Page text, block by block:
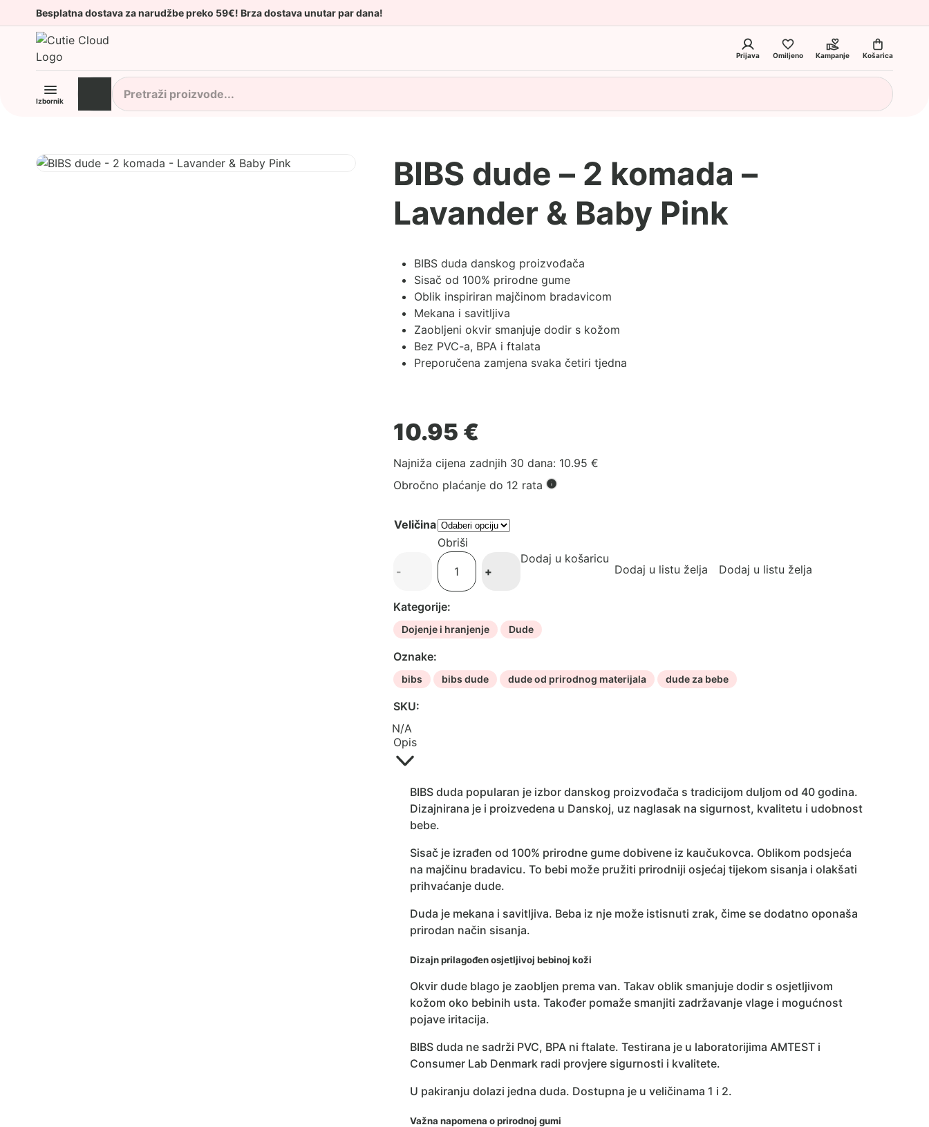
Besplatna dostava za narudžbe preko 59€! Brza dostava unutar par dana!
Prijava Omiljeno Kampanje Košarica
Izbornik
BIBS dude – 2 komada –
Lavander & Baby Pink
BIBS duda danskog proizvođača
Sisač od 100% prirodne gume
Oblik inspiriran majčinom bradavicom
Mekana i savitljiva
Zaobljeni okvir smanjuje dodir s kožom
Bez PVC-a, BPA i ftalata
Preporučena zamjena svaka četiri tjedna
10.95 €
Najniža cijena zadnjih 30 dana: 10.95 €
Obročno plaćanje do 12 rata
Veličina
Obriši
dude
2
komada
Lavander
&
Baby
Pink
količina
- +
Dodaj u košaricu
Dodaj u listu želja
Dodaj u listu želja
Kategorije:
Dojenje i hranjenje Dude
Oznake:
bibs bibs dude dude od prirodnog materijala dude za bebe
SKU:
N/A
Opis
BIBS duda popularan je izbor danskog proizvođača s tradicijom duljom od 40 godina.
Dizajnirana je i proizvedena u Danskoj, uz naglasak na sigurnost, kvalitetu i udobnost
bebe.
Sisač je izrađen od 100% prirodne gume dobivene iz kaučukovca. Oblikom podsjeća
na majčinu bradavicu. To bebi može pružiti prirodniji osjećaj tijekom sisanja i olakšati
prihvaćanje dude.
Duda je mekana i savitljiva. Beba iz nje može istisnuti zrak, čime se dodatno oponaša
prirodan način sisanja.
Dizajn prilagođen osjetljivoj bebinoj koži
Okvir dude blago je zaobljen prema van. Takav oblik smanjuje dodir s osjetljivom
kožom oko bebinih usta. Također pomaže smanjiti zadržavanje vlage i mogućnost
pojave iritacija.
BIBS duda ne sadrži PVC, BPA ni ftalate. Testirana je u laboratorijima AMTEST i
Consumer Lab Denmark radi provjere sigurnosti i kvalitete.
U pakiranju dolazi jedna duda. Dostupna je u veličinama 1 i 2.
Važna napomena o prirodnoj gumi